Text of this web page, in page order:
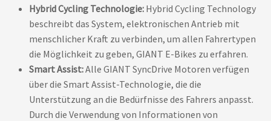
Hybrid Cycling Technologie: Hybrid Cycling Technology
beschreibt das System, elektronischen Antrieb mit
menschlicher Kraft zu verbinden, um allen Fahrertypen
die Möglichkeit zu geben, GIANT E-Bikes zu erfahren.
Smart Assist:Alle GIANT SyncDrive Motoren verfügen
über die Smart Assist-Technologie, die die
Unterstützung an die Bedürfnisse des Fahrers anpasst.
Durch die Verwendung von Informationen von